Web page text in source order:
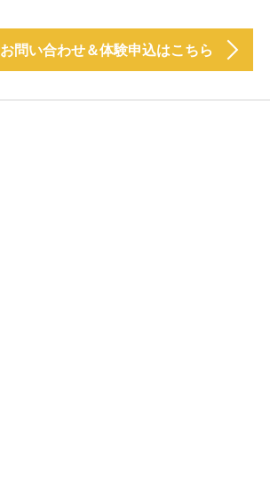
お問い合わせ＆体験申込はこちら